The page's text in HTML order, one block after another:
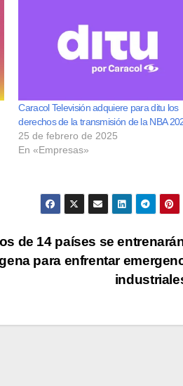
Caracol Televisión adquiere para ditu los
derechos de la transmisión de la NBA
25 de febrero de 2025
En «Empresas»
de 14 países se
para enfrentar